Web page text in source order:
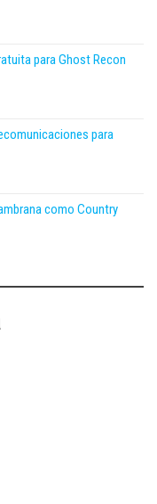
para Ghost Recon
para
como Country